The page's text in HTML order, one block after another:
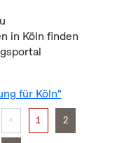
in Köln finden
für Köln"
< 1 2